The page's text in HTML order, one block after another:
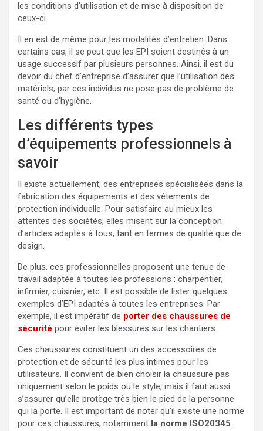
les conditions d’utilisation et de mise à disposition de
ceux-ci.
Il en est de même pour les modalités d’entretien. Dans
certains cas, il se peut que les EPI soient destinés à un
usage successif par plusieurs personnes. Ainsi, il est du
devoir du chef d’entreprise d’assurer que l’utilisation des
matériels; par ces individus ne pose pas de problème de
santé ou d’hygiène.
Les différents types
d’équipements professionnels à
savoir
Il existe actuellement, des entreprises spécialisées dans la
fabrication des équipements et des vêtements de
protection individuelle. Pour satisfaire au mieux les
attentes des sociétés; elles misent sur la conception
d’articles adaptés à tous, tant en termes de qualité que de
design.
De plus, ces professionnelles proposent une tenue de
travail adaptée à toutes les professions : charpentier,
infirmier, cuisinier, etc. Il est possible de lister quelques
exemples d’EPI adaptés à toutes les entreprises. Par
exemple, il est impératif de porter des chaussures de
sécurité pour éviter les blessures sur les chantiers.
Ces chaussures constituent un des accessoires de
protection et de sécurité les plus intimes pour les
utilisateurs. Il convient de bien choisir la chaussure pas
uniquement selon le poids ou le style; mais il faut aussi
s’assurer qu’elle protège très bien le pied de la personne
qui la porte. Il est important de noter qu’il existe une norme
pour ces chaussures, notamment la norme ISO20345.